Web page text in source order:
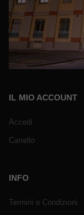
IL MIO ACCOUNT
Accedi
Carrello
INFO
Termini e Condizioni